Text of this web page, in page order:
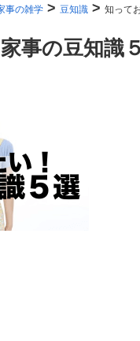
事の雑学 > 豆知識 > 知って
事の豆知識